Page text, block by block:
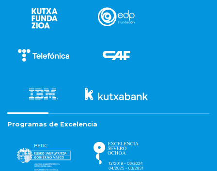
Programas de Excelencia